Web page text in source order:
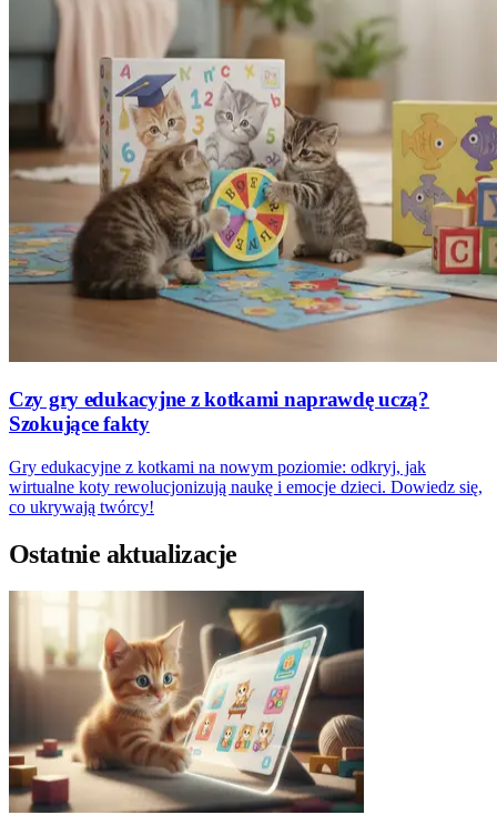
Czy gry edukacyjne z kotkami naprawdę uczą?
Szokujące fakty
Gry edukacyjne z kotkami na nowym poziomie: odkryj, jak
wirtualne koty rewolucjonizują naukę i emocje dzieci. Dowiedz się,
co ukrywają twórcy!
Ostatnie aktualizacje